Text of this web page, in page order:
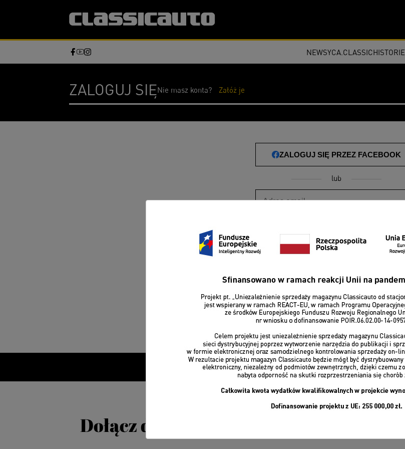
NEWSYCA.CLASSICHISTORIE
ZALOGUJ SIĘNie masz konta? Załóż je
ZALOGUJ SIĘ PRZEZ FACEBOOK
lub
ZALOGUJ SIĘ
Dołącz do CA Club